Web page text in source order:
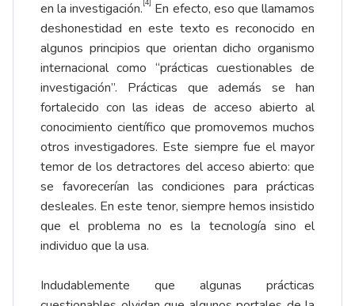
en la investigación.[4] En efecto, eso que llamamos
deshonestidad en este texto es reconocido en
algunos principios que orientan dicho organismo
internacional como “prácticas cuestionables de
investigación”. Prácticas que además se han
fortalecido con las ideas de acceso abierto al
conocimiento científico que promovemos muchos
otros investigadores. Este siempre fue el mayor
temor de los detractores del acceso abierto: que
se favorecerían las condiciones para prácticas
desleales. En este tenor, siempre hemos insistido
que el problema no es la tecnología sino el
individuo que la usa.
Indudablemente que algunas prácticas